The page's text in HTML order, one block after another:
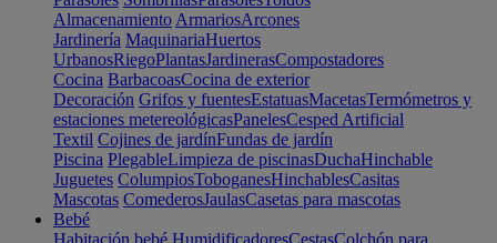
Almacenamiento ArmariosArcones
Jardinería MaquinariaHuertos
UrbanosRiegoPlantasJardinerasCompostadores
Cocina BarbacoasCocina de exterior
Decoración Grifos y fuentesEstatuasMacetasTermómetros y
estaciones metereológicasPanelesCesped Artificial
Textil Cojines de jardínFundas de jardín
Piscina PlegableLimpieza de piscinasDuchaHinchable
Juguetes ColumpiosToboganesHinchablesCasitas
Mascotas ComederosJaulasCasetas para mascotas
Bebé
Habitación bebé HumidificadoresCestasColchón para